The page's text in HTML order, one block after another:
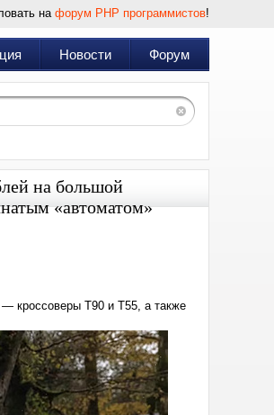
на форум PHP программистов!
Новости Форум
на большой
«автоматом»
— кроссоверы T90 и T55, а также